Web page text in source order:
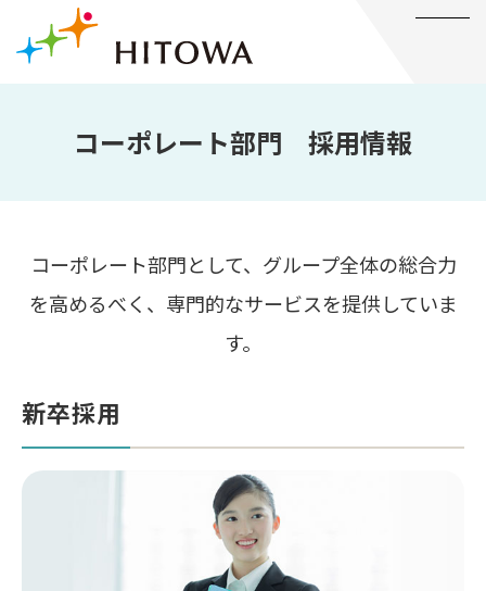
メニュー
コーポレート部門 採用情報
コーポレート部門として、グループ全体の総合力
を高めるべく、専門的なサービスを提供していま
す。
新卒採用